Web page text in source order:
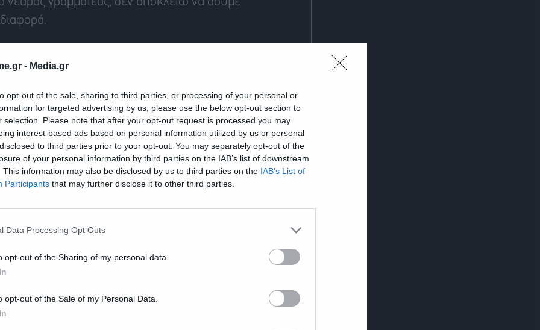
- Media.gr
opt-out of the sale, sharing to third parties, or processing of your personal or
for targeted advertising by us, please use the below opt-out section to
selection. Please note that after your opt-out request is processed you may
interest-based ads based on personal information utilized by us or personal
to third parties prior to your opt-out. You may separately opt-out of the
of your personal information by third parties on the IAB’s list of downstream
This information may also be disclosed by us to third parties on the IAB’s List of
Participants that may further disclose it to other third parties.
Data Processing Opt Outs
opt-out of the Sharing of my personal data.
opt-out of the Sale of my Personal Data.
σπάνια με ρίχνουν στα βράχια,
το εννοώ) ημέρες πρόκειται να ανακοινωθεί
σε σχέση με την τύχη των έντεκα βουλευτών
οι υποθέσεις τους. Με βάση τα
για τους περισσότερους εκ των βουλευτών